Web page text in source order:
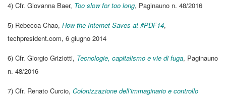
4) Cfr. Giovanna Baer, Too slow for too long, Paginauno n. 48/2016
5) Rebecca Chao, How the Internet Saves at #PDF14,
techpresident.com, 6 giugno 2014
6) Cfr. Giorgio Griziotti, Tecnologie, capitalismo e vie di fuga, Paginauno
n. 48/2016
7) Cfr. Renato Curcio, Colonizzazione dell’immaginario e controllo